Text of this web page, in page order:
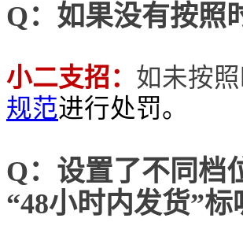
Q：如果没有按照
小二支招： 如未按
规范进行处罚。
Q：设置了不同档
“48小时内发货”标